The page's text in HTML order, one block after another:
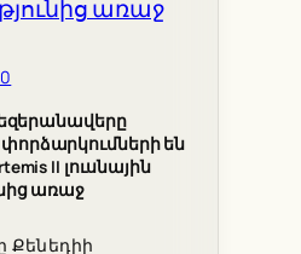
են
II լուսնային
առաջ
Քենեդիի